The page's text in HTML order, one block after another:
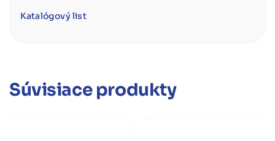
Katalógový list
Súvisiace produkty